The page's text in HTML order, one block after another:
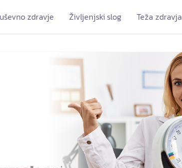
zdravje Življenjski slog Teža zdravja